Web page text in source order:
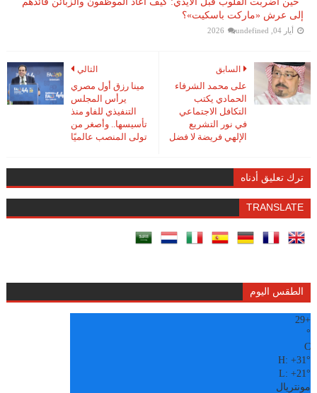
إلى عرش «ماركت باسكيت»؟
أيار 04, 2026 undefined
التالي
مينا رزق أول مصري
يرأس المجلس
التنفيذي للفاو منذ
تأسيسها.. وأصغر من
تولى المنصب عالميًا
السابق
على محمد الشرفاء
الحمادي يكتب
التكافل الاجتماعي
في نور التشريع
الإلهي فريضة لا فضل
ترك تعليق أدناه
TRANSLATE
الطقس اليوم
+
29
°
C
H:+31°
L:+21°
مونتريال